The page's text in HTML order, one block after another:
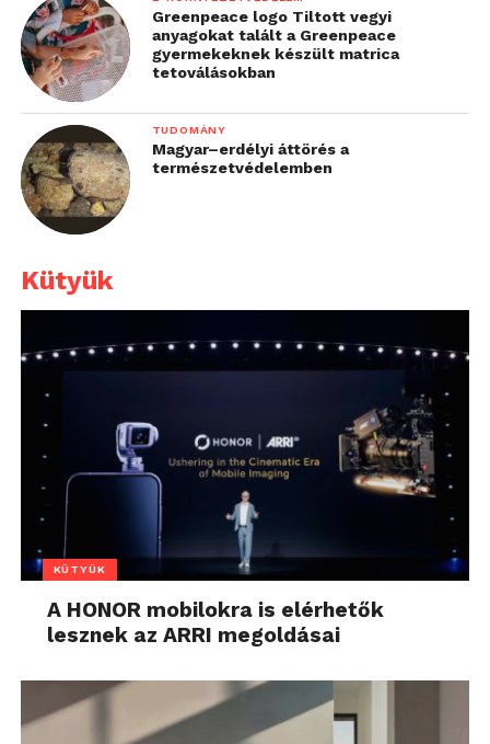
Greenpeace logo Tiltott vegyi
anyagokat talált a Greenpeace
gyermekeknek készült matrica
tetoválásokban
TUDOMÁNY
Magyar–erdélyi áttörés a
természetvédelemben
Kütyük
KÜTYÜK
A HONOR mobilokra is elérhetők
lesznek az ARRI megoldásai